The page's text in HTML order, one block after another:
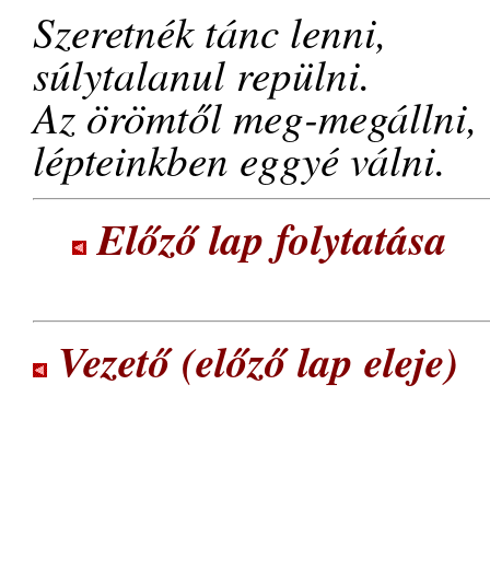
Szeretnék tánc lenni,
súlytalanul repülni.
Az örömtől meg-megállni,
lépteinkben eggyé válni.
Előző lap folytatása
Vezető (előző lap eleje)